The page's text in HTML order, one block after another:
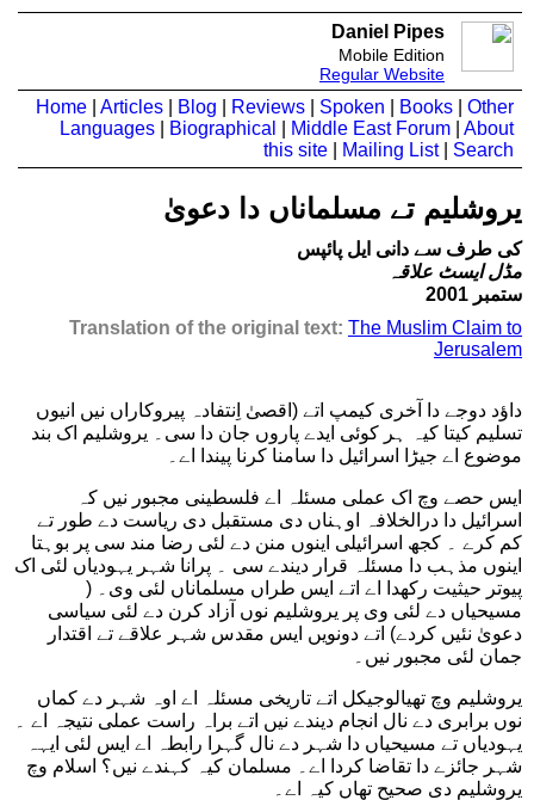
Daniel Pipes
Mobile Edition
Regular Website
Home Articles Blog Reviews Spoken Books
Other
Languages
Biographical Middle East Forum
About
this site
Mailing List| Search
یروشلیم تے مسلماناں دا دعویٰ
کی طرف سے دانی ایل پائپس
مڈل ایسٹ علاقہ
ستمبر 2001
Translation of the original text: The Muslim Claim to
Jerusalem
داؤد دوجے دا آخری کیمپ اتے (اقصیٰ اِنتفادہ پیروکاراں نیں انیوں
تسلیم کیتا کیہ ہر کوئی ایدے پاروں جان دا سی۔ یروشلیم اک بند
موضوع اے جیڑا اسرائیل دا سامنا کرنا پیندا اے۔
ایس حصے وچ اک عملی مسئلہ اے فلسطینی مجبور نیں کہ
اسرائیل دا درالخلافہ اوہناں دی مستقبل دی ریاست دے طور تے
کم کرے ۔ کجھ اسرائیلی اینوں منن دے لئی رضا مند سی پر بوہتا
اینوں مذہب دا مسئلہ قرار دیندے سی ۔ پرانا شہر یہودیاں لئی اک
پیوتر حیثیت رکھدا اے اتے ایس طراں مسلماناں لئی وی۔ (
مسیحیاں دے لئی وی پر یروشلیم نوں آزاد کرن دے لئی سیاسی
دعویٰ نئیں کردے) اتے دونویں ایس مقدس شہر علاقے تے اقتدار
جمان لئی مجبور نیں۔
یروشلیم وچ تھیالوجیکل اتے تاریخی مسئلہ اے اوہ شہر دے کماں
نوں برابری دے نال انجام دیندے نیں اتے براہ راست عملی نتیجہ اے ۔
یہودیاں تے مسیحیاں دا شہر دے نال گہرا رابطہ اے ایس لئی ایہہ
شہر جائزے دا تقاضا کردا اے۔ مسلمان کیہ کہندے نیں؟ اسلام وچ
یروشلیم دی صحیح تھاں کیہ اے۔